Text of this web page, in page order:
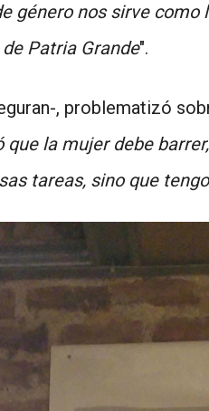
género nos sirve
Patria Grande".
, problematizó
la mujer debe
tareas, sino que